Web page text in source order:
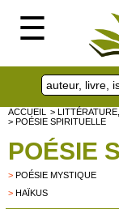
☰
ACCUEIL >
> POÉSIE SPIRITUELLE
POÉSIE
> POÉSIE MYSTIQUE
> HAÏKUS